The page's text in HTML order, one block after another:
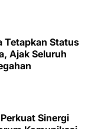
Tetapkan Status
Ajak Seluruh
Sinergi